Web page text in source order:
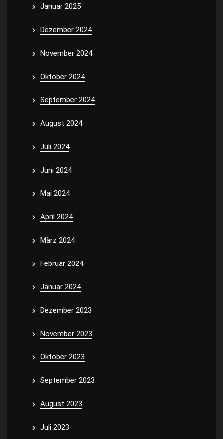
Januar 2025
Dezember 2024
November 2024
Oktober 2024
September 2024
August 2024
Juli 2024
Juni 2024
Mai 2024
April 2024
März 2024
Februar 2024
Januar 2024
Dezember 2023
November 2023
Oktober 2023
September 2023
August 2023
Juli 2023